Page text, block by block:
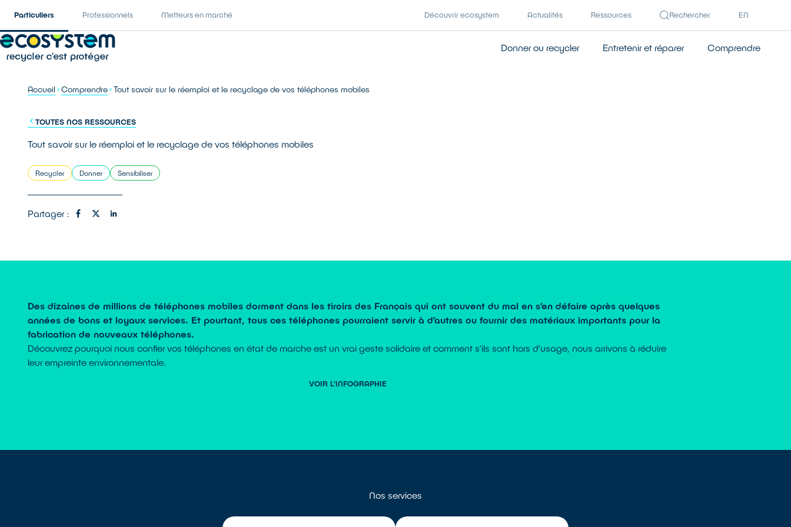
Particuliers Professionnels Metteurs en marché Découvrir ecosystem Actualités Ressources Rechercher EN
Donner ou recycler Entretenir et réparer Comprendre
Accueil Comprendre Tout savoir sur le réemploi et le recyclage de vos téléphones mobiles
TOUTES NOS RESSOURCES
Tout savoir sur le réemploi et le recyclage de vos téléphones mobiles
Recycler Donner Sensibiliser
Partager :
Des dizaines de millions de téléphones mobiles dorment dans les tiroirs des Français qui ont souvent du mal en s’en défaire après quelques
années de bons et loyaux services. Et pourtant, tous ces téléphones pourraient servir à d’autres ou fournir des matériaux importants pour la
fabrication de nouveaux téléphones.
Découvrez pourquoi nous confier vos téléphones en état de marche est un vrai geste solidaire et comment s’ils sont hors d’usage, nous arrivons à réduire
leur empreinte environnementale.
VOIR L'INFOGRAPHIE
Nos services